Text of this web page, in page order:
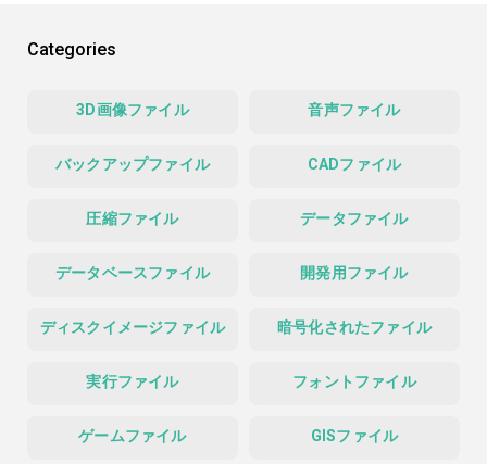
Categories
3D画像ファイル 音声ファイル
バックアップファイル CADファイル
圧縮ファイル データファイル
データベースファイル 開発用ファイル
ディスクイメージファイル 暗号化されたファイル
実行ファイル フォントファイル
ゲームファイル GISファイル